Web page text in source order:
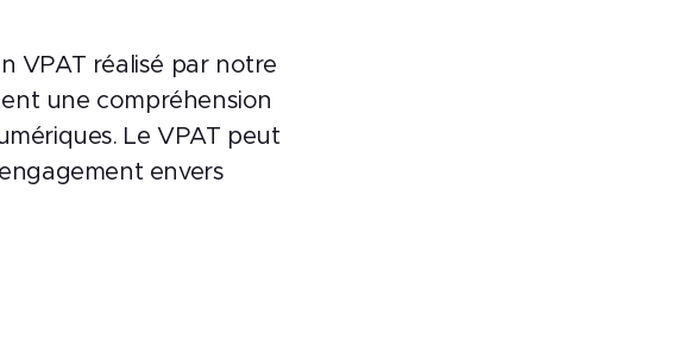
VPAT réalisé par notre
une compréhension
Le VPAT peut
envers